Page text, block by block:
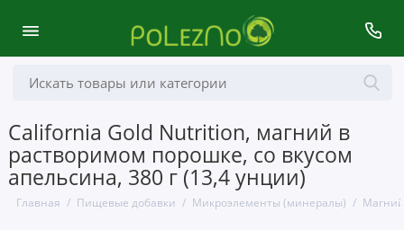
California Gold Nutrition, магний в
растворимом порошке, со вкусом
апельсина, 380 г (13,4 унции)
Главная Пищевые добавки Микроэлементы (минералы) Магний